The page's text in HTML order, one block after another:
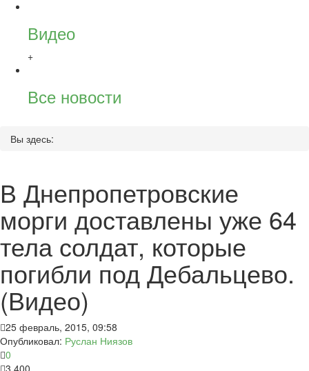
Видео
+
Все новости
Вы здесь:
В Днепропетровские
морги доставлены уже 64
тела солдат, которые
погибли под Дебальцево.
(Видео)
25 февраль, 2015, 09:58
Опубликовал: Руслан Ниязов
0
3 400